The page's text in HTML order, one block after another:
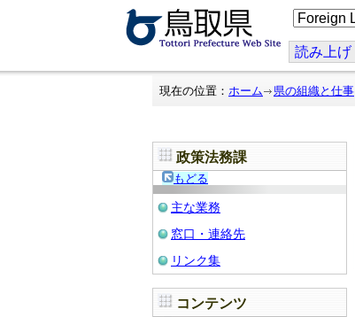
こ
の
ジ
を
翻
読み上げ
現在の位置： ホーム 県の組織と仕事
政策法務課
もどる
主な業務
窓口・連絡先
リンク集
コンテンツ